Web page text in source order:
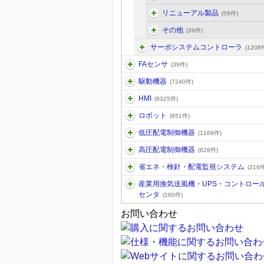
リニューアル製品 (59件)
その他 (39件)
サーボシステムコントローラ (1208
FAセンサ (39件)
駆動機器 (7240件)
HMI (8325件)
ロボット (651件)
低圧配電制御機器 (1169件)
高圧配電制御機器 (628件)
省エネ・検針・配電監視システム (216
産業用換気送風機・UPS・コントロー
センタ
(160件)
お問い合わせ